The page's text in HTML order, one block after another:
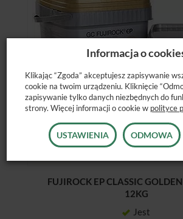
FUJIROCK EP CLASSIC
12KG
Jest
Informacja o
Klikając “Zgoda” akceptujesz zapisywanie
cookie na twoim urządzeniu. Kliknięcie
zapisywanie tylko danych niezbędnych do
strony. Więcej informacji o cookie w polityce
USTAWIENIA ODMOWA